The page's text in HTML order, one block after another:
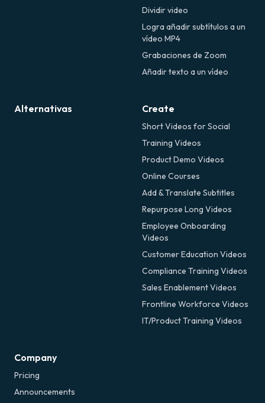
Dividir video
Logra añadir subtítulos a un
vídeo MP4
Grabaciones de Zoom
Añadir texto a un vídeo
Alternativas Create
Short Videos for Social
Training Videos
Product Demo Videos
Online Courses
Add & Translate Subtitles
Repurpose Long Videos
Employee Onboarding
Videos
Customer Education Videos
Compliance Training Videos
Sales Enablement Videos
Frontline Workforce Videos
IT/Product Training Videos
Company
Pricing
Announcements